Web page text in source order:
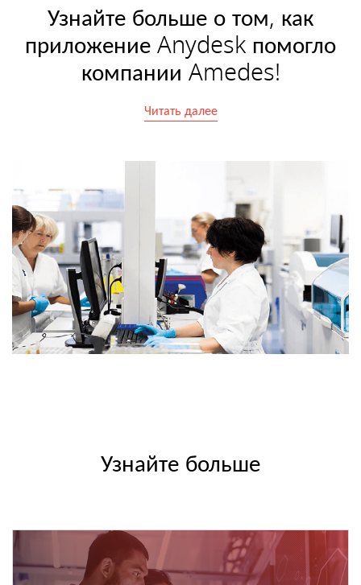
Узнайте больше о том, как
приложение Anydesk помогло
компании Amedes!
Читать далее
Узнайте больше